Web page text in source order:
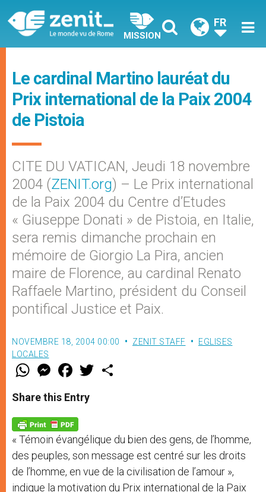
MISSION
FR
Le cardinal Martino lauréat du
Prix international de la Paix 2004
de Pistoia
CITE DU VATICAN, Jeudi 18 novembre
2004 (ZENIT.org) – Le Prix international
de la Paix 2004 du Centre d’Etudes
« Giuseppe Donati » de Pistoia, en Italie,
sera remis dimanche prochain en
mémoire de Giorgio La Pira, ancien
maire de Florence, au cardinal Renato
Raffaele Martino, président du Conseil
pontifical Justice et Paix.
NOVEMBRE 18, 2004 00:00 ZENIT STAFF
EGLISES
LOCALES
W
t
s
p
p
M
e
s
e
g
e
r
F
a
e
b
o
k
w
Share this Entry
« Témoin évangélique du bien des gens, de l’homme,
des peuples, son message est centré sur les droits
de l’homme, en vue de la civilisation de l’amour »,
indique la motivation du Prix international de la Paix